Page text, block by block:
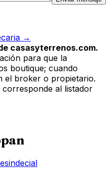
→
casasyterrenos.com.
para que la
boutique; cuando
el broker o propietario.
al listador